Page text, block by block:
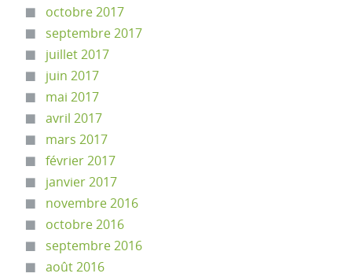
octobre 2017
septembre 2017
juillet 2017
juin 2017
mai 2017
avril 2017
mars 2017
février 2017
janvier 2017
novembre 2016
octobre 2016
septembre 2016
août 2016